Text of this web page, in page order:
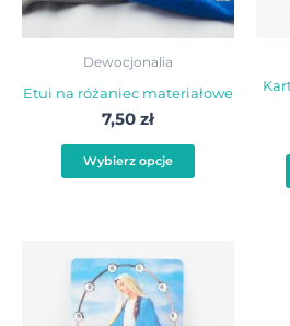
Dewocjonalia
Etui na różaniec materiałowe
7,50 zł
Wybierz opcje
można
na
produktu